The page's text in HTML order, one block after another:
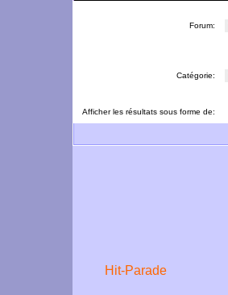
Forum:
Catégorie:
Afficher les résultats sous forme de: